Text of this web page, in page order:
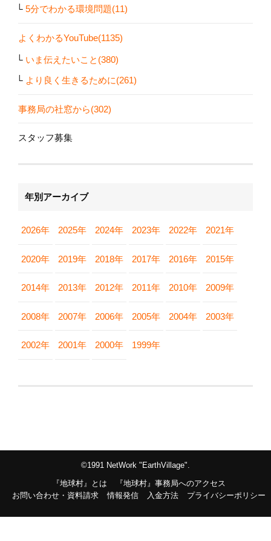
5分でわかる環境問題(11)
よくわかるYouTube(1135)
いま伝えたいこと(380)
より良く生きるために(261)
事務局の社窓から(302)
スタッフ募集
年別アーカイブ
2026年 2025年 2024年 2023年 2022年 2021年
2020年 2019年 2018年 2017年 2016年 2015年
2014年 2013年 2012年 2011年 2010年 2009年
2008年 2007年 2006年 2005年 2004年 2003年
2002年 2001年 2000年 1999年
©1991 NetWork "EarthVillage".
『地球村』とは
『地球村』事務局へのアクセス
お問い合わせ・資料請求
情報発信 入金方法 プライバシーポリシー